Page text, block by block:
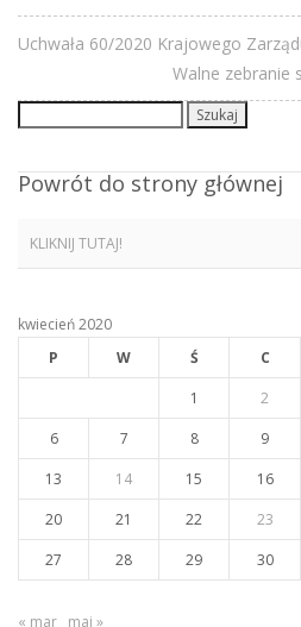
Uchwała 60/2020 Krajowego
Walne zebranie
Powrót do strony głównej
KLIKNIJ TUTAJ!
kwiecień 2020
P
W Ś C
1
2
6
7 8 9
13
14 15 16
20
21 22 23
27
28 29 30
« mar maj »